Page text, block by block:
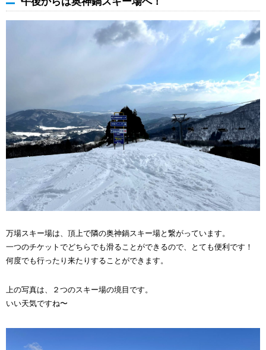
万場スキー場は、頂上で隣の奥神鍋スキー場と繋がっています。
一つのチケットでどちらでも滑ることができるので、とても便利です！
何度でも行ったり来たりすることができます。
上の写真は、２つのスキー場の境目です。
いい天気ですね〜